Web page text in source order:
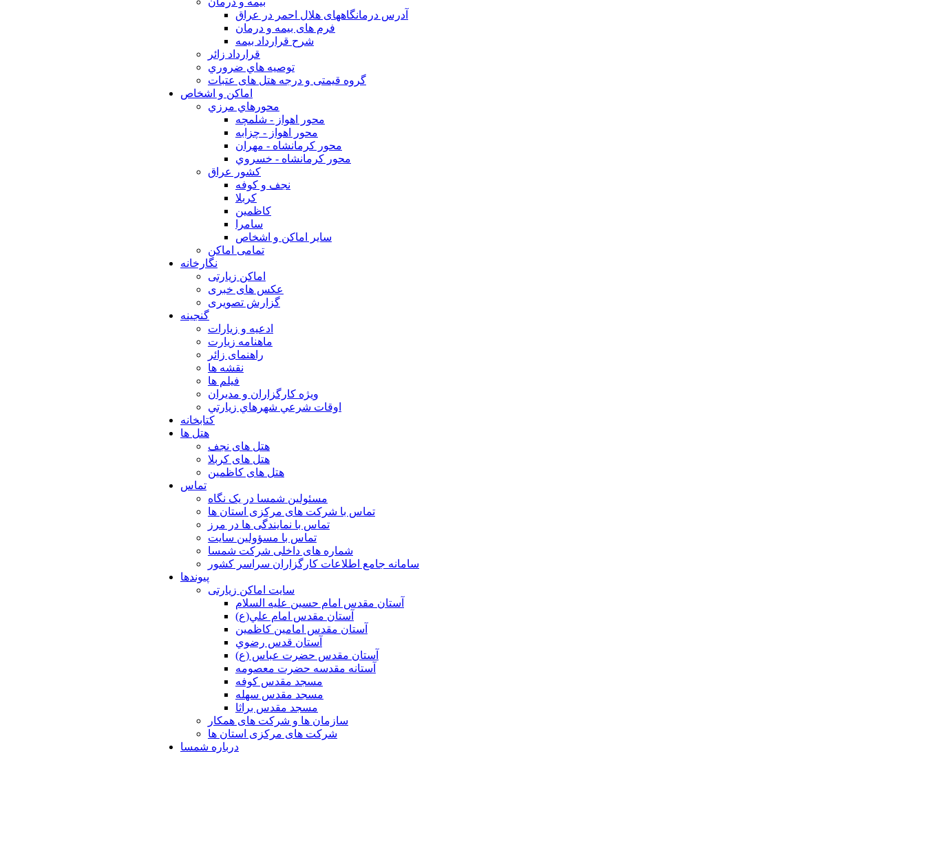
آدرس درمانگاههای هلال احمر در عراق
فرم های بیمه و درمان
شرح قرارداد بیمه
قرارداد زائر
توصيه هاي ضروري
گروه قیمتی و درجه هتل های عتبات
اماکن و اشخاص
محورهاي مرزي
محور اهواز - شلمچه
محور اهواز - چزابه
محور كرمانشاه - مهران
محور كرمانشاه - خسروي
كشور عراق
نجف و كوفه
كربلا
كاظمين
سامرا
ساير اماكن و اشخاص
تمامی اماکن
نگارخانه
اماکن زیارتی
عکس های خبری
گزارش تصویری
گنجینه
ادعیه و زیارات
ماهنامه زیارت
راهنمای زائر
نقشه ها
فیلم ها
ويژه كارگزاران و مديران
اوقات شرعي شهرهاي زيارتي
کتابخانه
هتل ها
هتل های نجف
هتل های کربلا
هتل های کاظمین
تماس
مسئولین شمسا در یک نگاه
تماس با شرکت های مرکزی استان ها
تماس با نمایندگی ها در مرز
تماس با مسؤولین سایت
شماره های داخلی شرکت شمسا
سامانه جامع اطلاعات کارگزاران سراسر کشور
پیوندها
سایت اماکن زیارتی
آستان مقدس امام حسين عليه السلام
آستان مقدس امام علي(ع)
آستان مقدس امامين كاظمين
آستان قدس رضوي
آستان مقدس حضرت عباس (ع)
آستانه مقدسه حضرت معصومه
مسجد مقدس كوفه
مسجد مقدس سهله
مسجد مقدس براثا
سازمان ها و شرکت های همکار
شرکت های مرکزی استان ها
درباره شمسا